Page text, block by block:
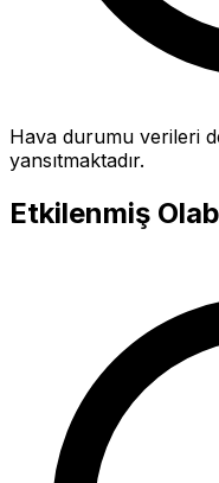
Hava durumu verileri
yansıtmaktadır.
Etkilenmiş